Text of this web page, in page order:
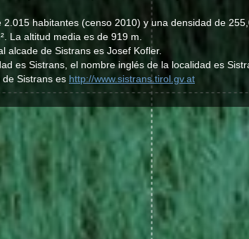
habitantes (censo 2010) y una densidad de
La altitud media es de 919 m.
alcade de Sistrans es Josef Kofler.
es Sistrans, el nombre inglés de la localidad es
Sistrans es http://www.sistrans.tirol.gv.at